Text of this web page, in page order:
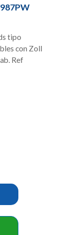
tipo
con Zoll
Ref